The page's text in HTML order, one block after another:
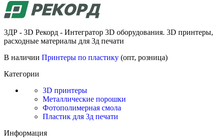
3ДР - 3D Рекорд - Интегратор 3D оборудования. 3D принтеры,
расходные материалы для 3д печати
В наличии Принтеры по пластику (опт, розница)
Категории
3D принтеры
Металлические порошки
Фотополимерная смола
Пластик для 3д печати
Информация